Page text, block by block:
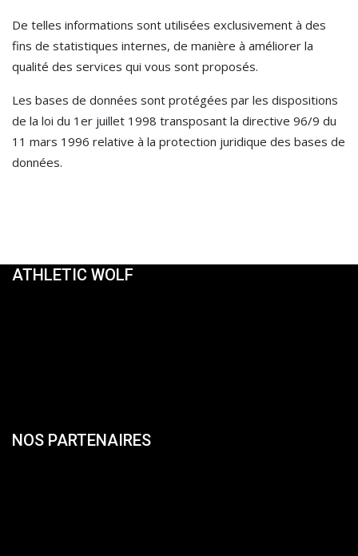
De telles informations sont utilisées exclusivement à des
fins de statistiques internes, de manière à améliorer la
qualité des services qui vous sont proposés.
Les bases de données sont protégées par les dispositions
de la loi du 1er juillet 1998 transposant la directive 96/9 du
11 mars 1996 relative à la protection juridique des bases de
données.
ATHLETIC WOLF
NOS PARTENAIRES